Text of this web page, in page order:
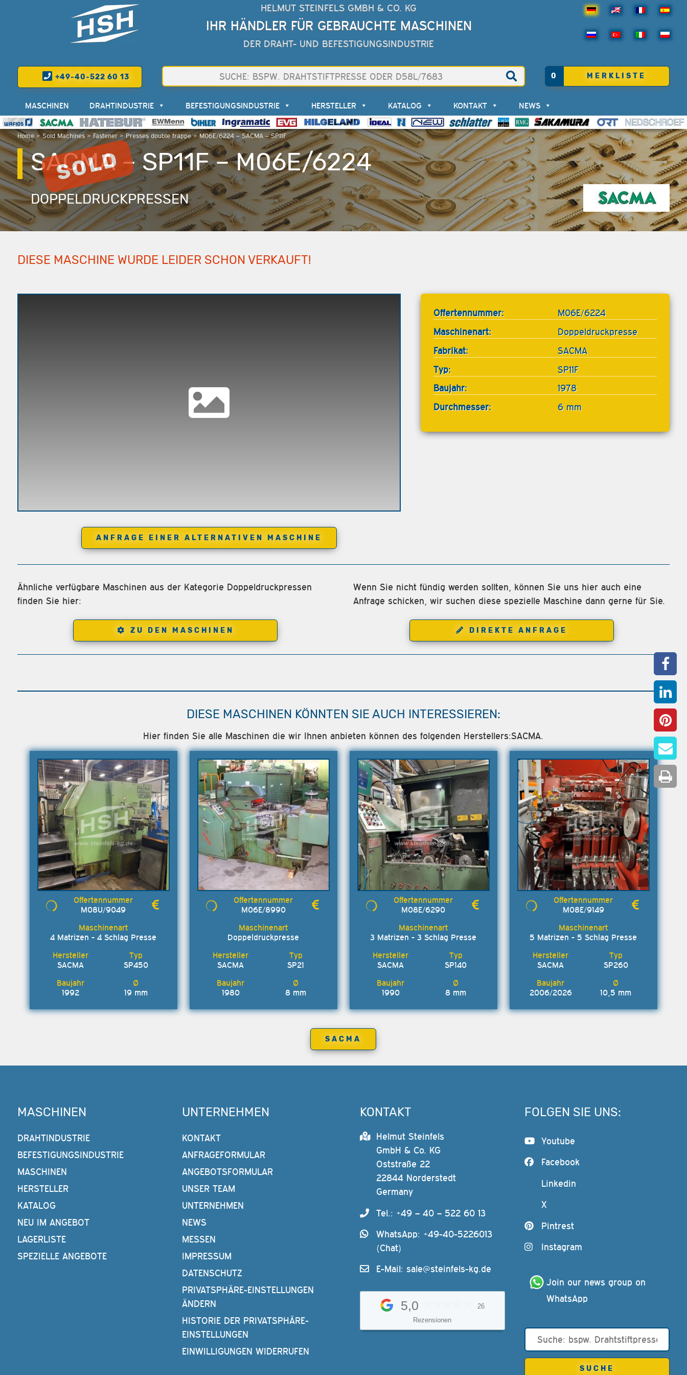
HELMUT STEINFELS GMBH & CO. KG
IHR HÄNDLER FÜR GEBRAUCHTE MASCHINEN
DER DRAHT- UND BEFESTIGUNGSINDUSTRIE
+49-40-522 60 13 0 MERKLISTE
Home>Sold Machines> Fastener>Presses double frappe>M06E/6224 – SACMA – SP11F
MASCHINEN DRAHTINDUSTRIE BEFESTIGUNGSINDUSTRIE HERSTELLER KATALOG KONTAKT NEWS
SACMA – SP11F – M06E/6224
DOPPELDRUCKPRESSEN
DIESE MASCHINE WURDE LEIDER SCHON VERKAUFT!
ANFRAGE EINER ALTERNATIVEN MASCHINE
Offertennummer:
M06E/6224
Maschinenart:
Doppeldruckpresse
Fabrikat:
SACMA
Typ:
SP11F
Baujahr:
1978
Durchmesser:
6 mm
Ähnliche verfügbare Maschinen aus der Kategorie Doppeldruckpressen
finden Sie hier:
ZU DEN MASCHINEN
Wenn Sie nicht fündig werden sollten, können Sie uns hier auch eine
Anfrage schicken, wir suchen diese spezielle Maschine dann gerne für Sie.
DIREKTE ANFRAGE
DIESE MASCHINEN KÖNNTEN SIE AUCH INTERESSIEREN:
Hier finden Sie alle Maschinen die wir Ihnen anbieten können des folgenden Herstellers:SACMA.
M08U/9049
4 Matrizen - 4 Schlag Presse
SACMA SP450
1992 19 mm
M06E/8990
Doppeldruckpresse
SACMA SP21
1980 8 mm
M08E/6290
3 Matrizen - 3 Schlag Presse
SACMA SP140
1990 8 mm
M08E/9149
5 Matrizen - 5 Schlag Presse
SACMA SP260
2006/2026 10,5 mm
SACMA
MASCHINEN
DRAHTINDUSTRIE
BEFESTIGUNGSINDUSTRIE
MASCHINEN
HERSTELLER
KATALOG
NEU IM ANGEBOT
LAGERLISTE
SPEZIELLE ANGEBOTE
UNTERNEHMEN
KONTAKT
ANFRAGEFORMULAR
ANGEBOTSFORMULAR
UNSER TEAM
UNTERNEHMEN
NEWS
MESSEN
IMPRESSUM
DATENSCHUTZ
PRIVATSPHÄRE-EINSTELLUNGEN
ÄNDERN
HISTORIE DER PRIVATSPHÄRE-
EINSTELLUNGEN
EINWILLIGUNGEN WIDERRUFEN
KONTAKT
Helmut Steinfels
GmbH & Co. KG
Oststraße 22
22844 Norderstedt
Germany
Tel.: +49 – 40 – 522 60 13
WhatsApp: +49-40-5226013
(Chat)
E-Mail:sale@steinfels-kg.de
5,0
26
Rezensionen
FOLGEN SIE UNS:
Youtube
Facebook
Linkedin
X
Pintrest
Instagram
Join our news group on
WhatsApp